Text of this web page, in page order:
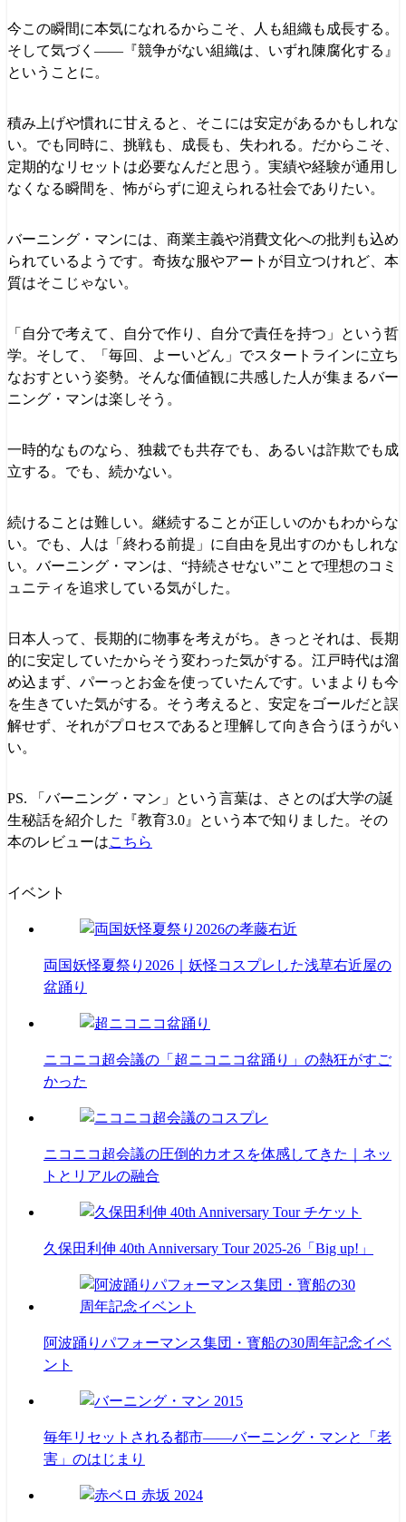
今この瞬間に本気になれるからこそ、人も組織も成長する。
そして気づく――『競争がない組織は、いずれ陳腐化する』
ということに。
積み上げや慣れに甘えると、そこには安定があるかもしれな
い。でも同時に、挑戦も、成長も、失われる。だからこそ、
定期的なリセットは必要なんだと思う。実績や経験が通用し
なくなる瞬間を、怖がらずに迎えられる社会でありたい。
バーニング・マンには、商業主義や消費文化への批判も込め
られているようです。奇抜な服やアートが目立つけれど、本
質はそこじゃない。
「自分で考えて、自分で作り、自分で責任を持つ」という哲
学。そして、「毎回、よーいどん」でスタートラインに立ち
なおすという姿勢。そんな価値観に共感した人が集まるバー
ニング・マンは楽しそう。
一時的なものなら、独裁でも共存でも、あるいは詐欺でも成
立する。でも、続かない。
続けることは難しい。継続することが正しいのかもわからな
い。でも、人は「終わる前提」に自由を見出すのかもしれな
い。バーニング・マンは、“持続させない”ことで理想のコミ
ュニティを追求している気がした。
日本人って、長期的に物事を考えがち。きっとそれは、長期
的に安定していたからそう変わった気がする。江戸時代は溜
め込まず、パーっとお金を使っていたんです。いまよりも今
を生きていた気がする。そう考えると、安定をゴールだと誤
解せず、それがプロセスであると理解して向き合うほうがい
い。
PS. 「バーニング・マン」という言葉は、さとのば大学の誕
生秘話を紹介した『教育3.0』という本で知りました。その
本のレビューはこちら
イベント
両国妖怪夏祭り2026｜妖怪コスプレした浅草右近屋の
盆踊り
ニコニコ超会議の「超ニコニコ盆踊り」の熱狂がすご
かった
ニコニコ超会議の圧倒的カオスを体感してきた｜ネッ
トとリアルの融合
久保田利伸 40th Anniversary Tour 2025-26「Big up!」
阿波踊りパフォーマンス集団・寳船の30周年記念イベ
ント
毎年リセットされる都市――バーニング・マンと「老
害」のはじまり